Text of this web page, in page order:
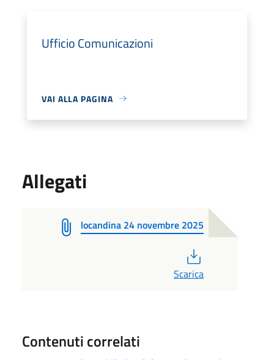
Ufficio Comunicazioni
VAI ALLA PAGINA
Allegati
locandina 24 novembre 2025
Scarica
Contenuti correlati